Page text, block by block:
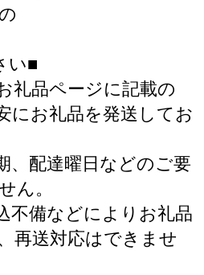
い■
礼品ページに記載の
にお礼品を発送してお
、配達曜日などのご要
ん。
不備などによりお礼品
再送対応はできませ